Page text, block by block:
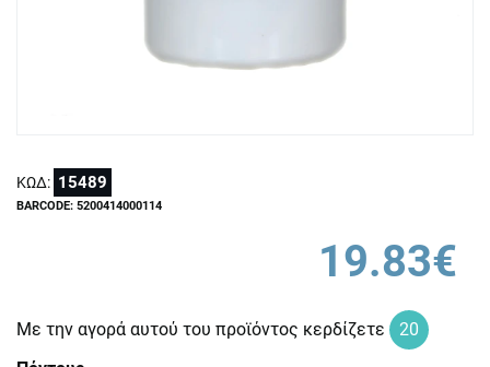
ΚΩΔ: 15489
BARCODE: 5200414000114
19.83€
Με την αγορά αυτού του προϊόντος κερδίζετε
20